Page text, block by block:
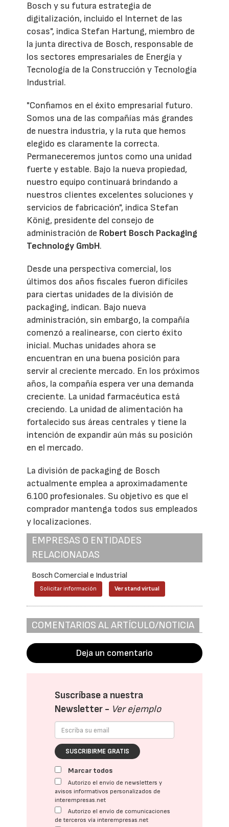
Bosch y su futura estrategia de
digitalización, incluido el Internet de las
cosas", indica Stefan Hartung, miembro de
la junta directiva de Bosch, responsable de
los sectores empresariales de Energía y
Tecnología de la Construcción y Tecnología
Industrial.
"Confiamos en el éxito empresarial futuro.
Somos una de las compañías más grandes
de nuestra industria, y la ruta que hemos
elegido es claramente la correcta.
Permaneceremos juntos como una unidad
fuerte y estable. Bajo la nueva propiedad,
nuestro equipo continuará brindando a
nuestros clientes excelentes soluciones y
servicios de fabricación", indica Stefan
König, presidente del consejo de
administración de Robert Bosch Packaging
Technology GmbH.
Desde una perspectiva comercial, los
últimos dos años fiscales fueron difíciles
para ciertas unidades de la división de
packaging, indican. Bajo nueva
administración, sin embargo, la compañía
comenzó a realinearse, con cierto éxito
inicial. Muchas unidades ahora se
encuentran en una buena posición para
servir al creciente mercado. En los próximos
años, la compañía espera ver una demanda
creciente. La unidad farmacéutica está
creciendo. La unidad de alimentación ha
fortalecido sus áreas centrales y tiene la
intención de expandir aún más su posición
en el mercado.
La división de packaging de Bosch
actualmente emplea a aproximadamente
6.100 profesionales. Su objetivo es que el
comprador mantenga todos sus empleados
y localizaciones.
EMPRESAS O ENTIDADES
RELACIONADAS
Bosch Comercial e Industrial
Solicitar información Ver stand virtual
COMENTARIOS AL ARTÍCULO/NOTICIA
Deja un comentario
Suscríbase a nuestra
Newsletter - Ver ejemplo
SUSCRIBIRME GRATIS
Marcar todos
Autorizo el envío de newsletters y
avisos informativos personalizados de
interempresas.net
Autorizo el envío de comunicaciones
de terceros vía interempresas.net